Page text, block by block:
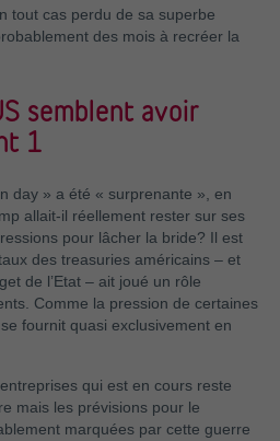
tout cas perdu de sa superbe
des mois à recréer la
semblent avoir
1
day » a été « surprenante », en
allait-il réellement rester sur ses
pour lâcher la bride? Il est
des treasuries américains – et
de l’Etat – ait joué un rôle
Comme la pression de certaines
fournit quasi exclusivement en
qui est en cours reste
mais les prévisions pour le
marquées par cette guerre